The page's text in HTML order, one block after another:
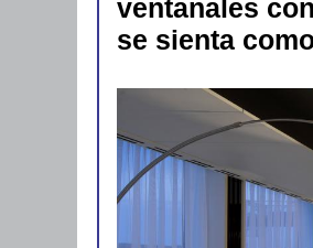
ventanales
se sienta